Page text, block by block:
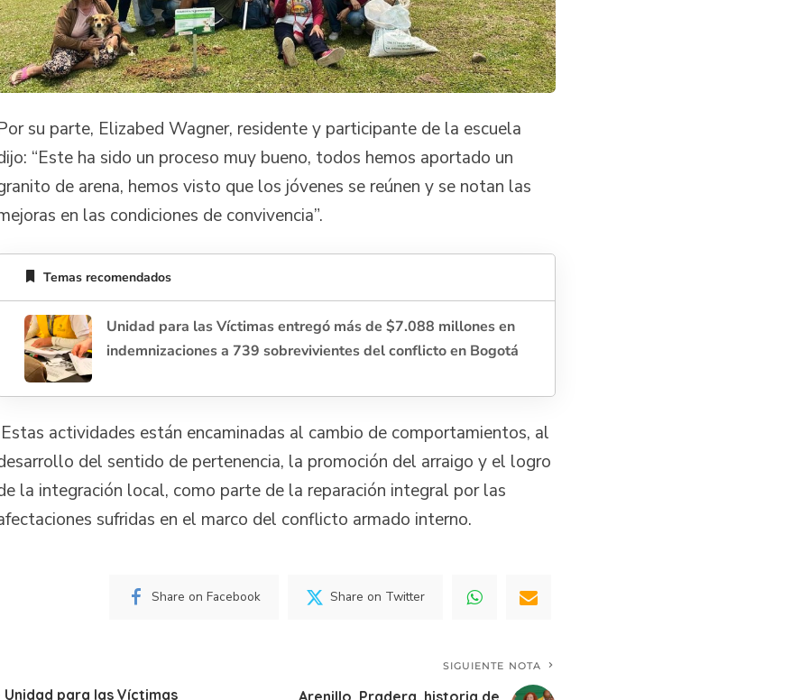
su parte, Elizabed Wagner, residente y participante de la escuela
“Este ha sido un proceso muy bueno, todos hemos aportado un
de arena, hemos visto que los jóvenes se reúnen y se notan las
en las condiciones de convivencia”.
Temas recomendados
Unidad para las Víctimas entregó más de $7.088 millones en
indemnizaciones a 739 sobrevivientes del conflicto en Bogotá
Estas actividades están encaminadas al cambio de comportamientos, al
del sentido de pertenencia, la promoción del arraigo y el logro
la integración local, como parte de la reparación integral por las
sufridas en el marco del conflicto armado interno.
Share on Facebook Share on Twitter
para las Víctimas
SIGUIENTE NOTA
Arenillo, Pradera, historia de